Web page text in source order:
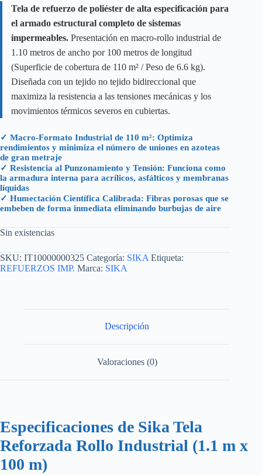
Tela de refuerzo de poliéster de alta especificación para
el armado estructural completo de sistemas
impermeables. Presentación en macro-rollo industrial de
1.10 metros de ancho por 100 metros de longitud
(Superficie de cobertura de 110 m² / Peso de 6.6 kg).
Diseñada con un tejido no tejido bidireccional que
maximiza la resistencia a las tensiones mecánicas y los
movimientos térmicos severos en cubiertas.
✓ Macro-Formato Industrial de 110 m²: Optimiza
rendimientos y minimiza el número de uniones en azoteas
de gran metraje
✓ Resistencia al Punzonamiento y Tensión: Funciona como
la armadura interna para acrílicos, asfálticos y membranas
líquidas
✓ Humectación Científica Calibrada: Fibras porosas que se
embeben de forma inmediata eliminando burbujas de aire
Sin existencias
SKU: IT10000000325 Categoría: SIKA Etiqueta:
REFUERZOS IMP. Marca: SIKA
Descripción
Valoraciones (0)
Especificaciones de Sika Tela
Reforzada Rollo Industrial (1.1 m x
100 m)